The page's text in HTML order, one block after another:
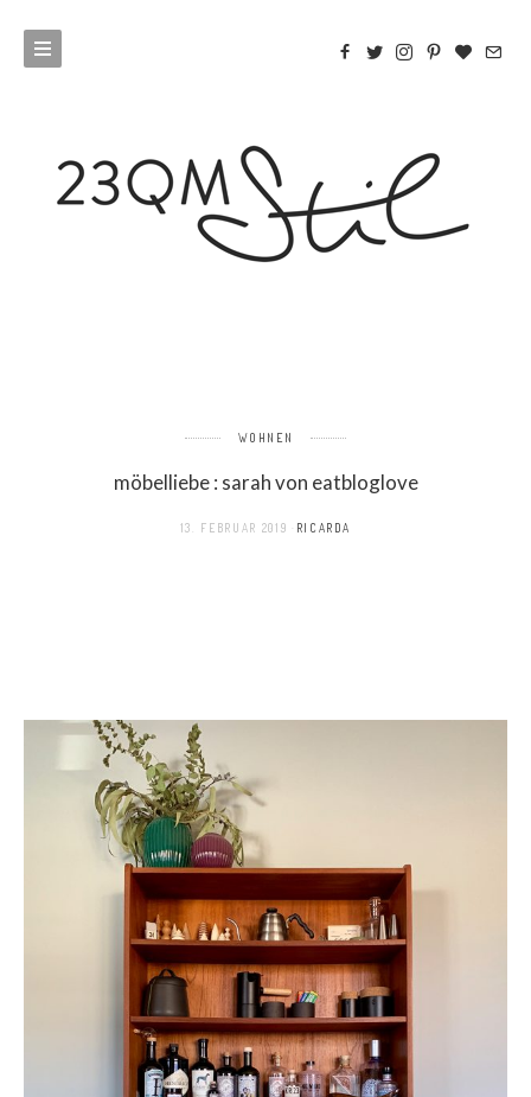
WOHNEN
möbelliebe : sarah von eatbloglove
13. FEBRUAR 2019 RICARDA